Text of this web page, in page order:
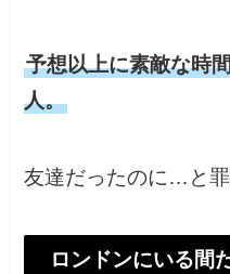
予想以上に素敵な時
人。
友達だったのに…と罪
ロンドンにいる間